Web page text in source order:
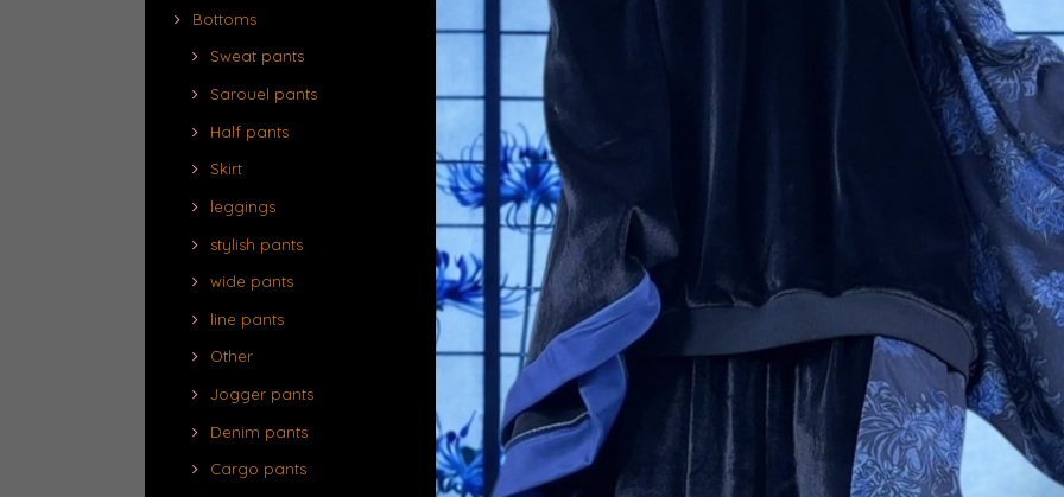
Bottoms
Sweat pants
Sarouel pants
Half pants
Skirt
leggings
stylish pants
wide pants
line pants
Other
Jogger pants
Denim pants
Cargo pants